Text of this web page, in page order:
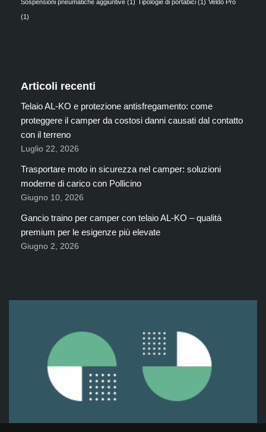
Sospensioni pneumatiche aggiuntive (1) Tipologie di portabici (1) Veldo Pro
(1)
Articoli recenti
Telaio AL-KO e protezione antisfregamento: come
proteggere il camper da costosi danni causati dal contatto
con il terreno
Luglio 22, 2026
Trasportare moto in sicurezza nel camper: soluzioni
moderne di carico con Pollicino
Giugno 10, 2026
Gancio traino per camper con telaio AL-KO – qualità
premium per le esigenze più elevate
Giugno 2, 2026